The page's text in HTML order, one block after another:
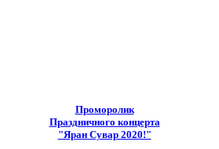
Проморолик
Праздничного концерта
"Яран Сувар 2020!"